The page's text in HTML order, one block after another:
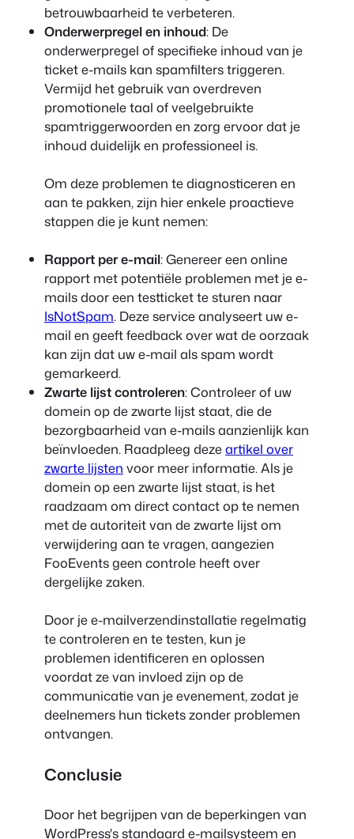
betrouwbaarheid te verbeteren.
Onderwerpregel en inhoud: De
onderwerpregel of specifieke inhoud van je
ticket e-mails kan spamfilters triggeren.
Vermijd het gebruik van overdreven
promotionele taal of veelgebruikte
spamtriggerwoorden en zorg ervoor dat je
inhoud duidelijk en professioneel is.
Om deze problemen te diagnosticeren en
aan te pakken, zijn hier enkele proactieve
stappen die je kunt nemen:
Rapport per e-mail: Genereer een online
rapport met potentiële problemen met je e-
mails door een testticket te sturen naar
IsNotSpam. Deze service analyseert uw e-
mail en geeft feedback over wat de oorzaak
kan zijn dat uw e-mail als spam wordt
gemarkeerd.
Zwarte lijst controleren: Controleer of uw
domein op de zwarte lijst staat, die de
bezorgbaarheid van e-mails aanzienlijk kan
beïnvloeden. Raadpleeg dezeartikel over
zwarte lijsten voor meer informatie. Als je
domein op een zwarte lijst staat, is het
raadzaam om direct contact op te nemen
met de autoriteit van de zwarte lijst om
verwijdering aan te vragen, aangezien
FooEvents geen controle heeft over
dergelijke zaken.
Door je e-mailverzendinstallatie regelmatig
te controleren en te testen, kun je
problemen identificeren en oplossen
voordat ze van invloed zijn op de
communicatie van je evenement, zodat je
deelnemers hun tickets zonder problemen
ontvangen.
Conclusie
Door het begrijpen van de beperkingen van
WordPress's standaard e-mailsysteem en